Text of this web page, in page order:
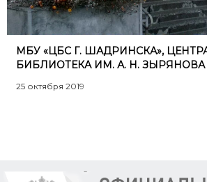
МБУ «ЦБС Г. ШАДРИНСКА»,
БИБЛИОТЕКА ИМ. А. Н. ЗЫРЯНОВА
25 октября 2019